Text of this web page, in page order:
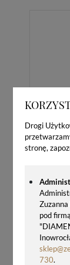
Drogi
stronę,
pod
730.